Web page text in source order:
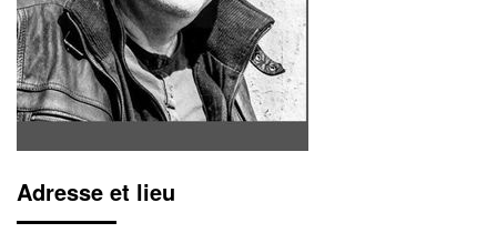
Adresse et lieu